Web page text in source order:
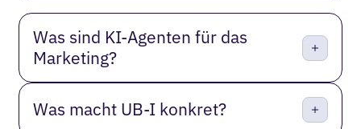
Was sind KI-Agenten für das
Marketing?
Was macht UB-I konkret?